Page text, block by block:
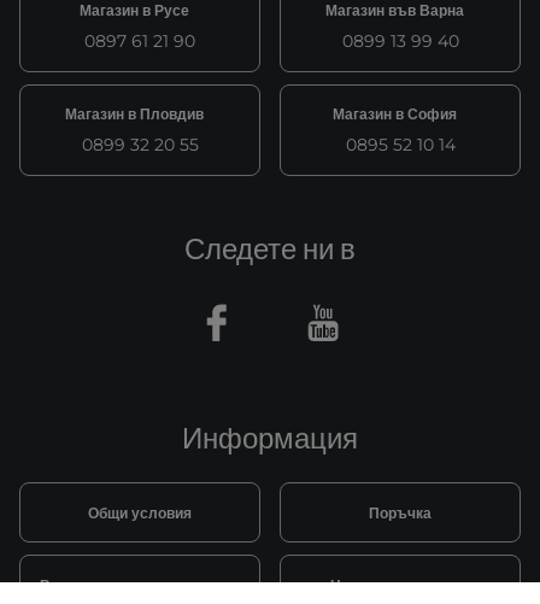
Магазин в Русе
0897 61 21 90
Магазин във Варна
0899 13 99 40
Магазин в Пловдив
0899 32 20 55
Магазин в София
0895 52 10 14
Информация
Общи условия Поръчка
Видове и цена за транспорт Начини на плащане
Следете ни в
Facebook Youtube